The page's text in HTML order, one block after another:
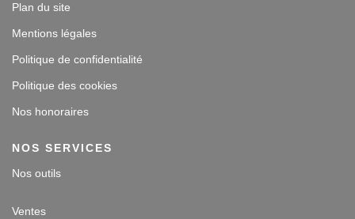
Plan du site
Mentions légales
Politique de confidentialité
Politique des cookies
Nos honoraires
NOS SERVICES
Nos outils
Ventes